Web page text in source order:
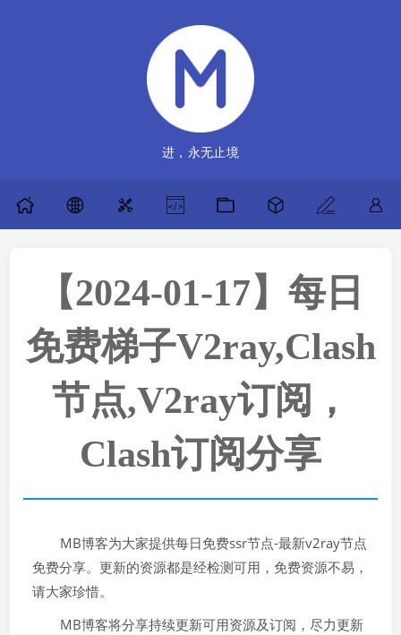
进，永无止境
【2024-01-17】每日
免费梯子V2ray,Clash
节点,V2ray订阅，
Clash订阅分享
MB博客为大家提供每日免费ssr节点-最新v2ray节点
免费分享。更新的资源都是经检测可用，免费资源不易，
请大家珍惜。
MB博客将分享持续更新可用资源及订阅，尽力更新